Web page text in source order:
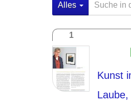
Alles
1
Kunst
Laube,